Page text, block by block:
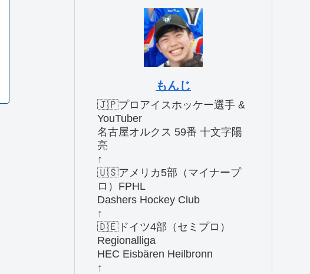
もんじ
🇯🇵プロアイスホッケー選手 &
YouTuber
名古屋オルクス 59番 十文字陽
亮
↑
🇺🇸アメリカ5部（マイナープ
ロ）FPHL
Dashers Hockey Club
↑
🇩🇪ドイツ4部（セミプロ）
Regionalliga
HEC Eisbären Heilbronn
↑